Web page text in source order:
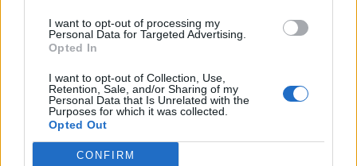
I want to opt-out of processing my
Personal Data for Targeted Advertising.
Opted In
I want to opt-out of Collection, Use,
Retention, Sale, and/or Sharing of my
Personal Data that Is Unrelated with the
Purposes for which it was collected.
Opted Out
CONFIRM